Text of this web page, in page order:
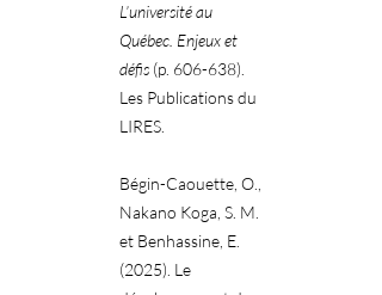
L’université au
Québec. Enjeux et
défis (p. 606-638).
Les Publications du
LIRES.
Bégin-Caouette, O.,
Nakano Koga, S. M.
et Benhassine, E.
(2025). Le